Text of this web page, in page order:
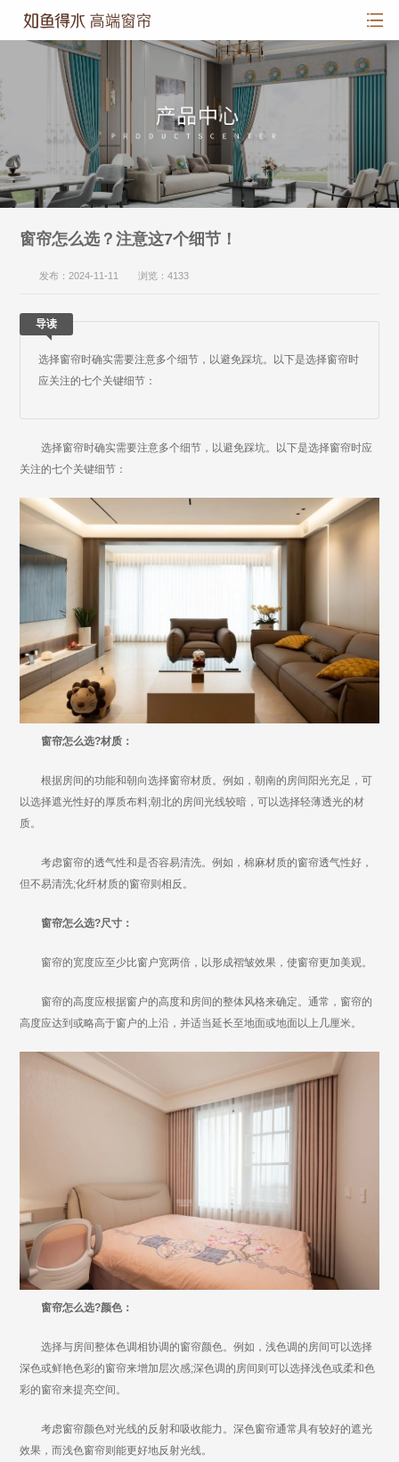
窗帘怎么选？注意这7个细节！
发布：2024-11-11 浏览：4133
导读
选择窗帘时确实需要注意多个细节，以避免踩坑。以下是选择窗帘时
应关注的七个关键细节：
选择窗帘时确实需要注意多个细节，以避免踩坑。以下是选择窗帘时应
关注的七个关键细节：
窗帘怎么选?材质：
根据房间的功能和朝向选择窗帘材质。例如，朝南的房间阳光充足，可
以选择遮光性好的厚质布料;朝北的房间光线较暗，可以选择轻薄透光的材
质。
考虑窗帘的透气性和是否容易清洗。例如，棉麻材质的窗帘透气性好，
但不易清洗;化纤材质的窗帘则相反。
窗帘怎么选?尺寸：
窗帘的宽度应至少比窗户宽两倍，以形成褶皱效果，使窗帘更加美观。
窗帘的高度应根据窗户的高度和房间的整体风格来确定。通常，窗帘的
高度应达到或略高于窗户的上沿，并适当延长至地面或地面以上几厘米。
窗帘怎么选?颜色：
选择与房间整体色调相协调的窗帘颜色。例如，浅色调的房间可以选择
深色或鲜艳色彩的窗帘来增加层次感;深色调的房间则可以选择浅色或柔和色
彩的窗帘来提亮空间。
考虑窗帘颜色对光线的反射和吸收能力。深色窗帘通常具有较好的遮光
效果，而浅色窗帘则能更好地反射光线。